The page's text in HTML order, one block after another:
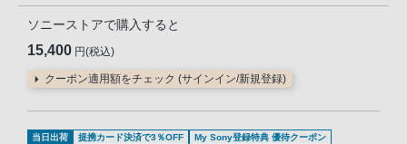
ソニーストアで購入すると
15,400 円(税込)
クーポン適用額をチェック (サインイン/新規登録)
当日出荷 提携カード決済で3％OFF My Sony登録特典 優待クーポン